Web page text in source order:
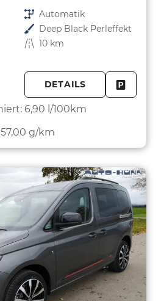
Getriebe Automatik
Außenfarbe Deep Black Perleffekt
Kilometerstand 10 km
DETAILS
6,90 l/100km
g/km